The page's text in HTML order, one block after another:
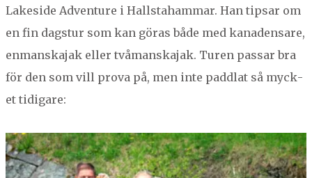
BARN & FAMILJ
SEVÄRDHETER
SHOPPING & DESIGN
RESTAURANGER
SMAK AV VÄSTMANLAND
WHITE GUIDE
ARBOGA
FAGERSTA
HALLSTAHAMMAR
KUNGSÖR
KÖPING
SALA
SKINNSKATTEBERG
BRA ATT VETA
TURISTINFORMATION
ATT TÄNKA PÅ...
FAVORITER
Här hittar du sparade favoriter!
(favoriter sparas endast i den här webbläsaren)
Sök
Lake­side Adven­ture i Hall­sta­ham­mar. Han tip­sar om
en fin dagstur som kan göras både med kanaden­sare,
enman­ska­jak eller två­man­ska­jak. Turen pas­sar bra
för den som vill pro­va på, men inte padd­lat så myck­
et tidigare: